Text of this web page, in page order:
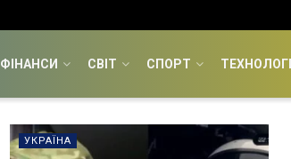
ФІНАНСИ СВІТ СПОРТ ТЕХНОЛОГІЇ
УКРАЇНА